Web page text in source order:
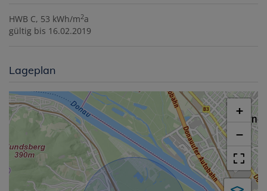
HWB C, 53 kWh/m2a
gültig bis 16.02.2019
Lageplan
+
−